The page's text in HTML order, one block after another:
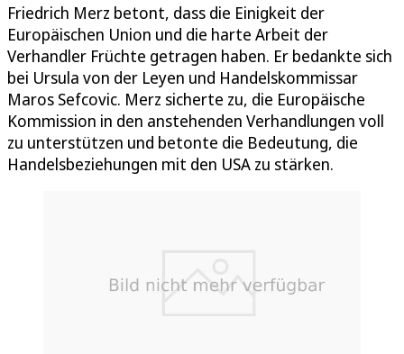
Friedrich Merz betont, dass die Einigkeit der
Europäischen Union und die harte Arbeit der
Verhandler Früchte getragen haben. Er bedankte sich
bei Ursula von der Leyen und Handelskommissar
Maros Sefcovic. Merz sicherte zu, die Europäische
Kommission in den anstehenden Verhandlungen voll
zu unterstützen und betonte die Bedeutung, die
Handelsbeziehungen mit den USA zu stärken.